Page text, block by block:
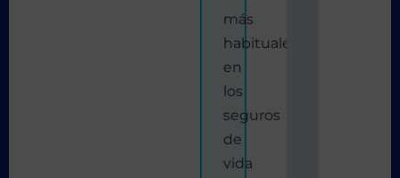
más
habituales
en
los
seguros
de
vida